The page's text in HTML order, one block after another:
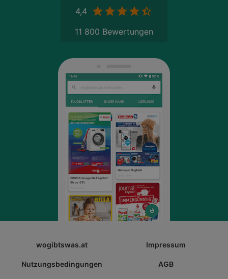
4,4
11 800 Bewertungen
wogibtswas.at Impressum
Nutzungsbedingungen AGB